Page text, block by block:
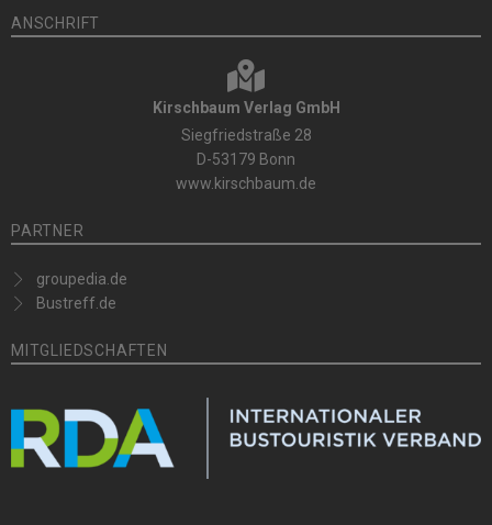
ANSCHRIFT
Kirschbaum Verlag GmbH
Siegfriedstraße 28
D-53179 Bonn
www.kirschbaum.de
PARTNER
groupedia.de
Bustreff.de
MITGLIEDSCHAFTEN